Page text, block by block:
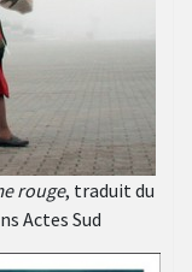
rouge, traduit du
Actes Sud